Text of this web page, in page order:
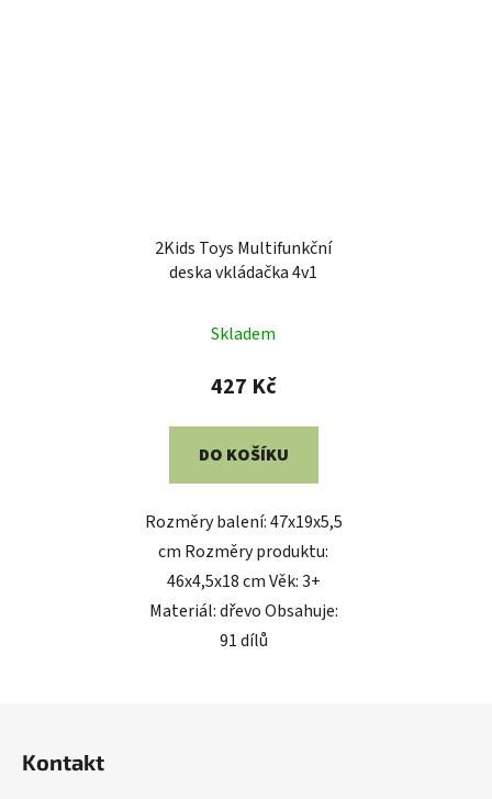
2Kids Toys Multifunkční
deska vkládačka 4v1
Skladem
427 Kč
DO KOŠÍKU
Rozměry balení: 47x19x5,5
cm Rozměry produktu:
46x4,5x18 cm Věk: 3+
Materiál: dřevo Obsahuje:
91 dílů
Kontakt